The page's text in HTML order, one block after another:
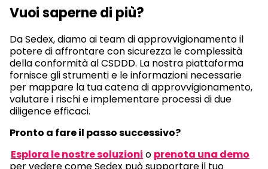
Vuoi saperne di più?
Da Sedex, diamo ai team di approvvigionamento il
potere di affrontare con sicurezza le complessità
della conformità al CSDDD. La nostra piattaforma
fornisce gli strumenti e le informazioni necessarie
per mappare la tua catena di approvvigionamento,
valutare i rischi e implementare processi di due
diligence efficaci.
Pronto a fare il passo successivo?
Esplora le nostre soluzioni o prenota una demo